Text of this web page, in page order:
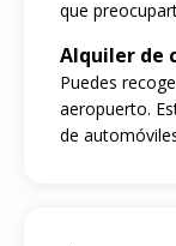
que
Alquiler de
Puedes
aeropuerto.
de